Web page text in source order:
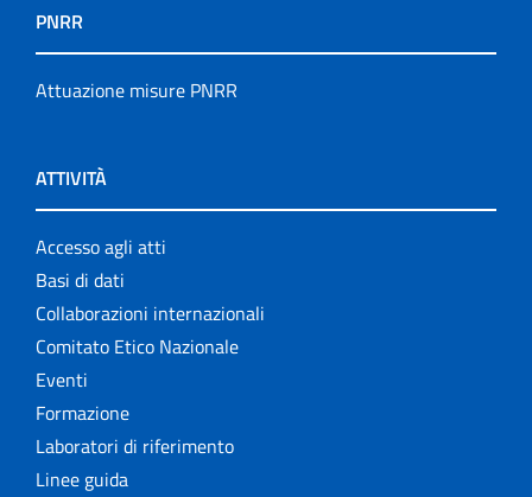
PNRR
Attuazione misure PNRR
ATTIVITÀ
Accesso agli atti
Basi di dati
Collaborazioni internazionali
Comitato Etico Nazionale
Eventi
Formazione
Laboratori di riferimento
Linee guida